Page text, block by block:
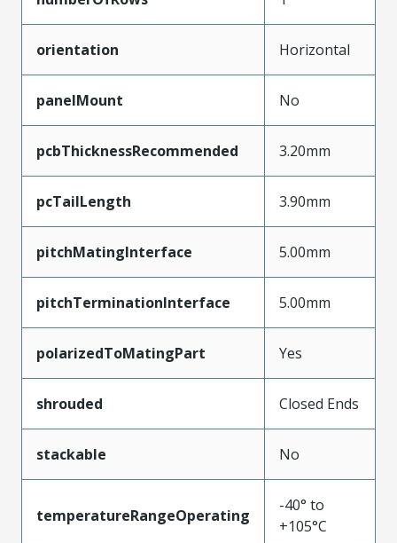
orientation Horizontal
panelMount No
pcbThicknessRecommended 3.20mm
pcTailLength 3.90mm
pitchMatingInterface 5.00mm
pitchTerminationInterface 5.00mm
polarizedToMatingPart Yes
shrouded Closed Ends
stackable No
temperatureRangeOperating
-40° to
+105°C